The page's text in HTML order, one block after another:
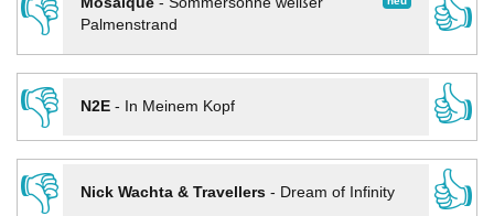
👎
Palmenstrand
👍
👎
N2E- In Meinem Kopf
👍
👎
Nick Wachta & Travellers- Dream of Infinity
👍